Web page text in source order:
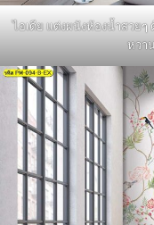
ไอเดีย แต่งผนังห้องน้ำสวย
หวา